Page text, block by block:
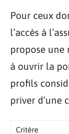
Pour ceux
l’accès à
propose une
à ouvrir la
profils
priver d’une
Critère